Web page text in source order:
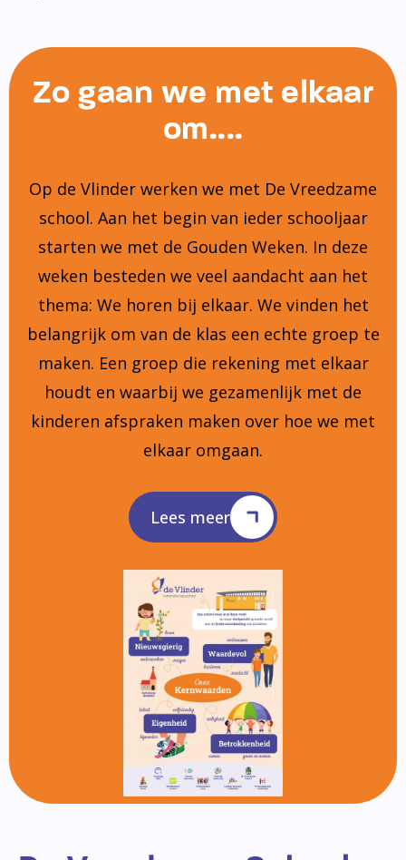
Zo gaan we met elkaar
om....
Op de Vlinder werken we met De Vreedzame
school. Aan het begin van ieder schooljaar
starten we met de Gouden Weken. In deze
weken besteden we veel aandacht aan het
thema: We horen bij elkaar. We vinden het
belangrijk om van de klas een echte groep te
maken. Een groep die rekening met elkaar
houdt en waarbij we gezamenlijk met de
kinderen afspraken maken over hoe we met
elkaar omgaan.
Lees meer